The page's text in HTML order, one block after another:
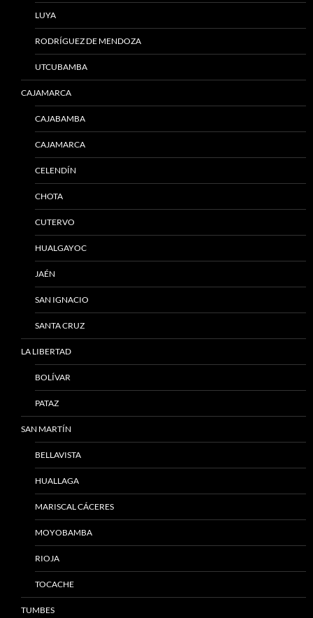
LUYA
RODRÍGUEZ DE MENDOZA
UTCUBAMBA
CAJAMARCA
CAJABAMBA
CAJAMARCA
CELENDÍN
CHOTA
CUTERVO
HUALGAYOC
JAÉN
SAN IGNACIO
SANTA CRUZ
LA LIBERTAD
BOLÍVAR
PATAZ
SAN MARTÍN
BELLAVISTA
HUALLAGA
MARISCAL CÁCERES
MOYOBAMBA
RIOJA
TOCACHE
TUMBES